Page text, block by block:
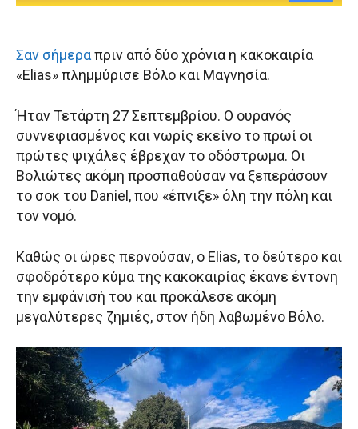
Σαν σήμεραπριν από δύο χρόνια η κακοκαιρία
«Elias» πλημμύρισε Βόλο και Μαγνησία.
Ήταν Τετάρτη 27 Σεπτεμβρίου. Ο ουρανός
συννεφιασμένος και νωρίς εκείνο το πρωί οι
πρώτες ψιχάλες έβρεχαν το οδόστρωμα. Οι
Βολιώτες ακόμη προσπαθούσαν να ξεπεράσουν
το σοκ του Daniel, που «έπνιξε» όλη την πόλη και
τον νομό.
Καθώς οι ώρες περνούσαν, ο Elias, το δεύτερο και
σφοδρότερο κύμα της κακοκαιρίας έκανε έντονη
την εμφάνισή του και προκάλεσε ακόμη
μεγαλύτερες ζημιές, στον ήδη λαβωμένο Βόλο.